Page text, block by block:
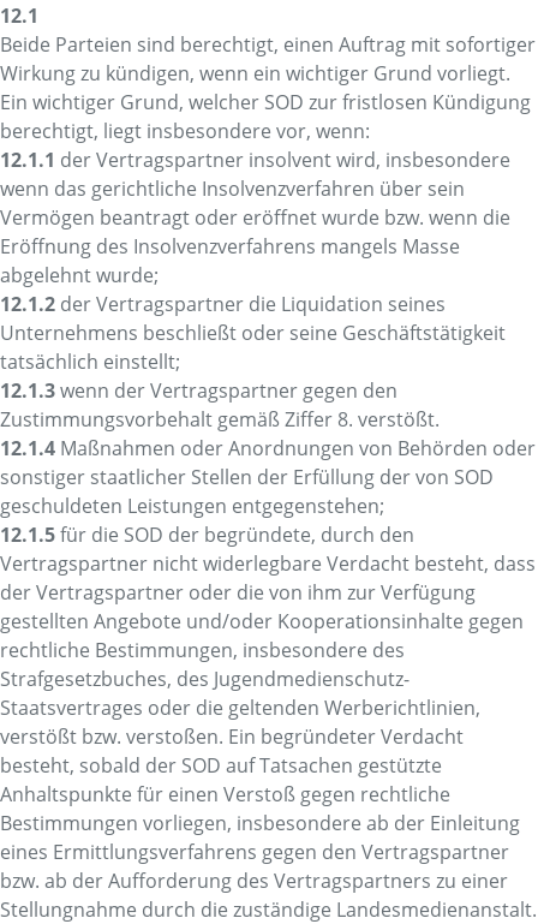
12.1
Beide Parteien sind berechtigt, einen Auftrag mit sofortiger
Wirkung zu kündigen, wenn ein wichtiger Grund vorliegt.
Ein wichtiger Grund, welcher SOD zur fristlosen Kündigung
berechtigt, liegt insbesondere vor, wenn:
12.1.1 der Vertragspartner insolvent wird, insbesondere
wenn das gerichtliche Insolvenzverfahren über sein
Vermögen beantragt oder eröffnet wurde bzw. wenn die
Eröffnung des Insolvenzverfahrens mangels Masse
abgelehnt wurde;
12.1.2 der Vertragspartner die Liquidation seines
Unternehmens beschließt oder seine Geschäftstätigkeit
tatsächlich einstellt;
12.1.3wenn der Vertragspartner gegen den
Zustimmungsvorbehalt gemäß Ziffer 8. verstößt.
12.1.4 Maßnahmen oder Anordnungen von Behörden oder
sonstiger staatlicher Stellen der Erfüllung der von SOD
geschuldeten Leistungen entgegenstehen;
12.1.5für die SOD der begründete, durch den
Vertragspartner nicht widerlegbare Verdacht besteht, dass
der Vertragspartner oder die von ihm zur Verfügung
gestellten Angebote und/oder Kooperationsinhalte gegen
rechtliche Bestimmungen, insbesondere des
Strafgesetzbuches, des Jugendmedienschutz-
Staatsvertrages oder die geltenden Werberichtlinien,
verstößt bzw. verstoßen. Ein begründeter Verdacht
besteht, sobald der SOD auf Tatsachen gestützte
Anhaltspunkte für einen Verstoß gegen rechtliche
Bestimmungen vorliegen, insbesondere ab der Einleitung
eines Ermittlungsverfahrens gegen den Vertragspartner
bzw. ab der Aufforderung des Vertragspartners zu einer
Stellungnahme durch die zuständige Landesmedienanstalt.